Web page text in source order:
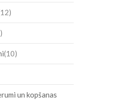
12
10
un kopšanas